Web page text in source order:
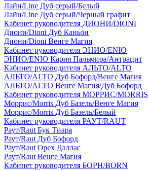
Лайн/Line Дуб серый/Белый
Лайн/Line Дуб серый/Черный графит
Кабинет руководителя ДИОНИ/DIONI
Диони/Dioni Дуб Каньон
Диони/Dioni Венге Магия
Кабинет руководителя ЭНИО/ENIO
ЭНИО/ENIO Кария Пальмира/Антрацит
Кабинет руководителя АЛЬТО/ALTO
АЛЬТО/ALTO Дуб Бофорд/Венге Магия
АЛЬТО/ALTO Венге Магия/Дуб Бофорд
Кабинет руководителя МОРРИС/MORRIS
Моррис/Morris Дуб Базель/Венге Магия
Моррис/Morris Дуб Базель/Белый
Кабинет руководителя РАУТ/RAUT
Раут/Raut Бук Тиара
Раут/Raut Дуб Бофорд
Раут/Raut Орех Даллас
Раут/Raut Венге Магия
Кабинет руководителя БОРН/BORN